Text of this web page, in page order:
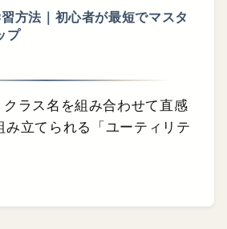
方法｜初心者が最短でマスタ
プ
ラス名を組み合わせて直感
み立てられる「ユーティリテ